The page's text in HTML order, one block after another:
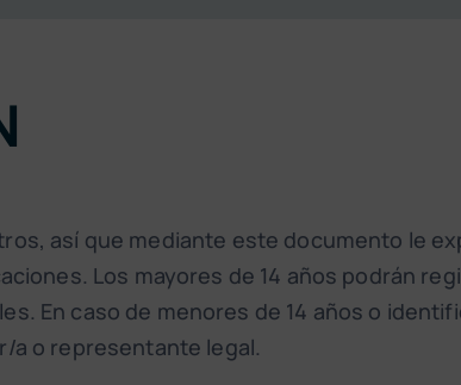
así que mediante este documento le
Los mayores de 14 años podrán
En caso de menores de 14 años o
a o representante legal.